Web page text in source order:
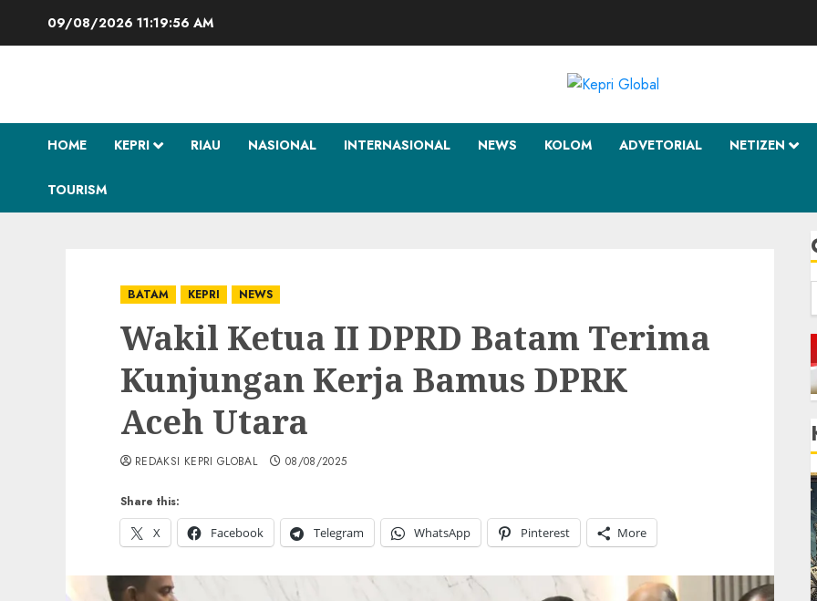
09/08/2026 11:19:57 AM
HOME KEPRI RIAU NASIONAL INTERNASIONAL NEWS KOLOM ADVETORIAL NETIZEN
TOURISM
BATAM KEPRI NEWS
Wakil Ketua II DPRD Batam Terima
Kunjungan Kerja Bamus DPRK
Aceh Utara
Share this:
X
Facebook Telegram WhatsApp Pinterest More
REDAKSI KEPRI GLOBAL 08/08/2025